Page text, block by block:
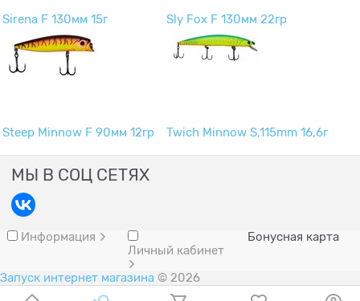
Sirena F 130мм 15г Sly Fox F 130мм 22гр
Steep Minnow F 90мм 12гр Twich Minnow S,115mm 16,6г
МЫ В СОЦ СЕТЯХ
Информация
Личный кабинет
Бонусная карта
Запуск интернет магазина © 2026